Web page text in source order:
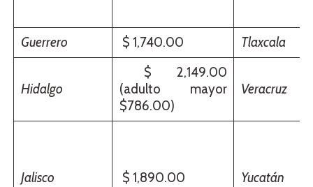
Guerrero $ 1,740.00 Tlaxcala
Hidalgo
$ 2,149.00
(adulto mayor
$786.00)
Veracruz
Jalisco $ 1,890.00 Yucatán